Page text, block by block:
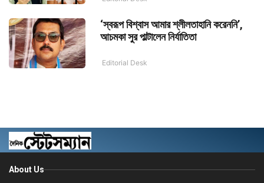
‘স্বরূপ বিশ্বাস আমার শ্লীলতাহানি করেননি’,
আচমকা সুর পাল্টালেন নির্যাতিতা
Editorial Desk
About Us